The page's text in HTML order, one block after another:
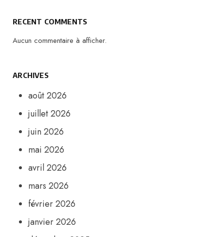
RECENT COMMENTS
Aucun commentaire à afficher.
ARCHIVES
août 2026
juillet 2026
juin 2026
mai 2026
avril 2026
mars 2026
février 2026
janvier 2026